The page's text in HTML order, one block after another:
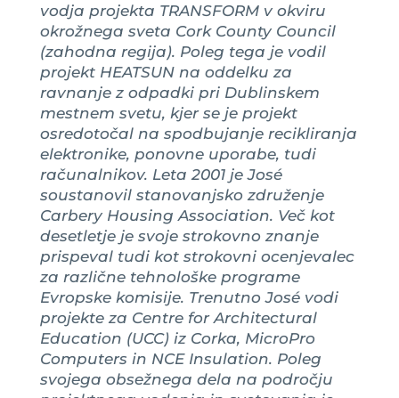
vodja projekta TRANSFORM v okviru
okrožnega sveta Cork County Council
(zahodna regija). Poleg tega je vodil
projekt HEATSUN na oddelku za
ravnanje z odpadki pri Dublinskem
mestnem svetu, kjer se je projekt
osredotočal na spodbujanje recikliranja
elektronike, ponovne uporabe, tudi
računalnikov. Leta 2001 je José
soustanovil stanovanjsko združenje
Carbery Housing Association. Več kot
desetletje je svoje strokovno znanje
prispeval tudi kot strokovni ocenjevalec
za različne tehnološke programe
Evropske komisije. Trenutno José vodi
projekte za Centre for Architectural
Education (UCC) iz Corka, MicroPro
Computers in NCE Insulation. Poleg
svojega obsežnega dela na področju